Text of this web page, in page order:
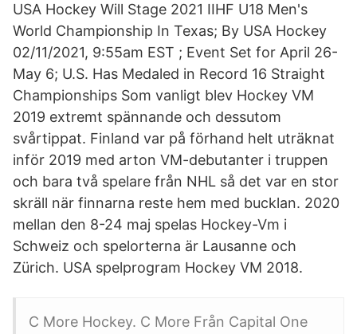
USA Hockey Will Stage 2021 IIHF U18 Men's
World Championship In Texas; By USA Hockey
02/11/2021, 9:55am EST ; Event Set for April 26-
May 6; U.S. Has Medaled in Record 16 Straight
Championships Som vanligt blev Hockey VM
2019 extremt spännande och dessutom
svårtippat. Finland var på förhand helt uträknat
inför 2019 med arton VM-debutanter i truppen
och bara två spelare från NHL så det var en stor
skräll när finnarna reste hem med bucklan. 2020
mellan den 8-24 maj spelas Hockey-Vm i
Schweiz och spelorterna är Lausanne och
Zürich. USA spelprogram Hockey VM 2018.
C More Hockey. C More Från Capital One